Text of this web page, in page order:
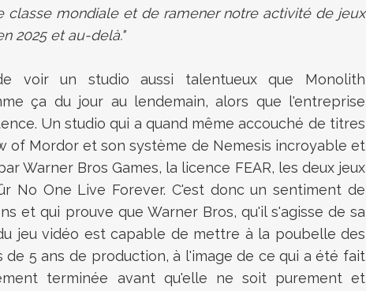
classe mondiale et de ramener notre activité de jeux
2025 et au-delà."
voir un studio aussi talentueux que Monolith
ça du jour au lendemain, alors que l'entreprise
Un studio qui a quand même accouché de titres
of Mordor et son système de Nemesis incroyable et
Warner Bros Games, la licence FEAR, les deux jeux
No One Live Forever. C'est donc un sentiment de
et qui prouve que Warner Bros, qu'il s'agisse de sa
jeu vidéo est capable de mettre à la poubelle des
5 ans de production, à l'image de ce qui a été fait
terminée avant qu'elle ne soit purement et